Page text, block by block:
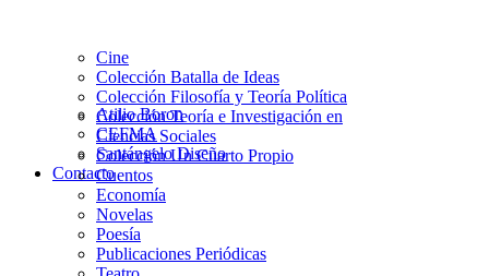
Atilio Boron
CEFMA
Santángelo Diseño
Contacto
Cine
Colección Batalla de Ideas
Colección Filosofía y Teoría Política
Colección Teoría e Investigación en
Ciencias Sociales
Colección Un Cuarto Propio
Cuentos
Economía
Novelas
Poesía
Publicaciones Periódicas